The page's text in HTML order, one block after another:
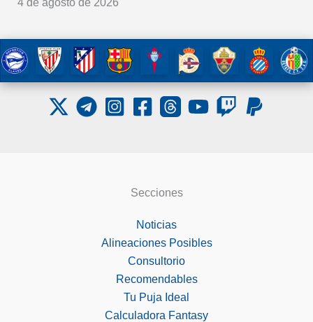
Secciones
Noticias
Alineaciones Posibles
Consultorio
Recomendables
Tu Puja Ideal
Calculadora Fantasy